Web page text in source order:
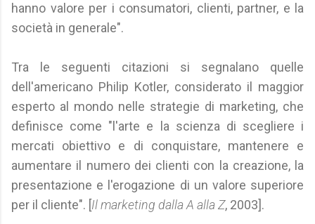
hanno valore per i consumatori, clienti, partner, e la
società in generale".
Tra le seguenti citazioni si segnalano quelle
dell'americano Philip Kotler, considerato il maggior
esperto al mondo nelle strategie di marketing, che
definisce come "l'arte e la scienza di scegliere i
mercati obiettivo e di conquistare, mantenere e
aumentare il numero dei clienti con la creazione, la
presentazione e l'erogazione di un valore superiore
per il cliente". [Il marketing dalla A alla Z, 2003].